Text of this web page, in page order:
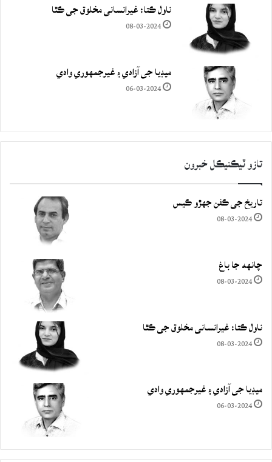
ناول ڪتا: غيرانساني مخلوق جي ڪٿا
08-03-2024
ميڊيا جي آزادي ۽ غيرجمھوري وادي
06-03-2024
تازو ٽيڪنيڪل خبرون
تاريخ جي ڪفن جھڙو ڪيس
08-03-2024
چانهه جا باغ
08-03-2024
ناول ڪتا: غيرانساني مخلوق جي ڪٿا
08-03-2024
ميڊيا جي آزادي ۽ غيرجمھوري وادي
06-03-2024